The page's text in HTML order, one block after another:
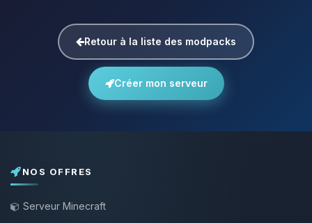
Retour à la liste des modpacks
Créer mon serveur
NOS OFFRES
Serveur Minecraft